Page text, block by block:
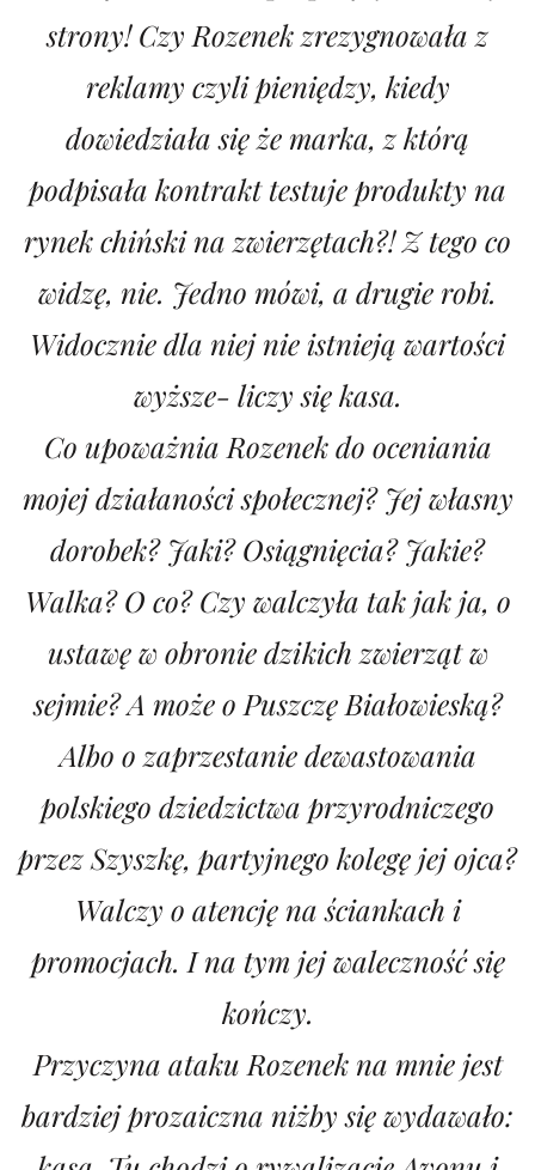
strony! Czy Rozenek zrezygnowała z
reklamy czyli pieniędzy, kiedy
dowiedziała się że marka, z którą
podpisała kontrakt testuje produkty na
rynek chiński na zwierzętach?! Z tego co
widzę, nie. Jedno mówi, a drugie robi.
Widocznie dla niej nie istnieją wartości
wyższe- liczy się kasa.
Co upoważnia Rozenek do oceniania
mojej działaności społecznej? Jej własny
dorobek? Jaki? Osiągnięcia? Jakie?
Walka? O co? Czy walczyła tak jak ja, o
ustawę w obronie dzikich zwierząt w
sejmie? A może o Puszczę Białowieską?
Albo o zaprzestanie dewastowania
polskiego dziedzictwa przyrodniczego
przez Szyszkę, partyjnego kolegę jej ojca?
Walczy o atencję na ściankach i
promocjach. I na tym jej waleczność się
kończy.
Przyczyna ataku Rozenek na mnie jest
bardziej prozaiczna niżby się wydawało: